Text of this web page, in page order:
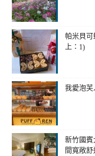
帕米貝可
上：1)
我愛泡芙
新竹國賓
間寬敞